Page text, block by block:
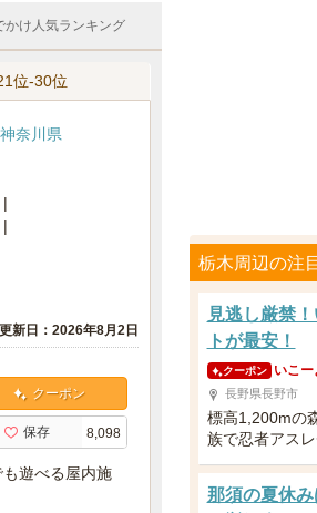
かけ人気ランキング
位-30位
神奈川県
更新日：2026年8月2日
クーポン
保存 8,098
遊べる屋内施
栃木周辺の注
見逃し厳禁
トが最安！
クーポン いこー
長野県長野市
標高1,200mの
族で忍者アス
那須の夏休